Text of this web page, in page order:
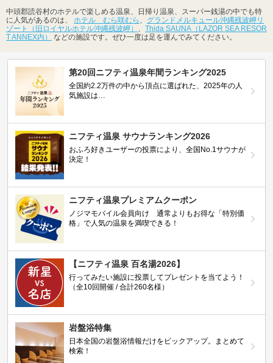
中頭郡読谷村のホテルで楽しめる温泉、日帰り温泉、スーパー銭湯の中でも特
に人気があるのは、 ホテル むら咲むら
グランドメルキュール沖縄残波岬リ
ゾート（旧ロイヤルホテル沖縄残波岬）
Thida SAUNA（LAZOR SEA RESOR
T ANNEX内）
などの施設です。ぜひ一度は足を運んでみてください。
第20回ニフティ温泉年間ランキング2025
全国約2.2万件の中から頂点に選ばれた、2025年の人
気施設は…
ニフティ温泉 サウナランキング2026
おふろ好きユーザーの投票により、全国No.1サウナが
決定！
ニフティ温泉プレミアムクーポン
ノジマモバイル会員向け 通常よりもお得な「特別価
格」で人気の温泉を満喫できる！
【ニフティ温泉 百名湯2026】
行ってみたい施設に投票してプレゼントを当てよう！
（全10回開催 / 合計260名様）
岩盤浴特集
日本全国の岩盤浴情報だけをピックアップ。まとめて
検索！